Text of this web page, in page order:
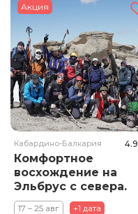
Акция
Кабардино-Балкария 4.9
Комфортное
восхождение на
Эльбрус с севера.
Тариф Премиум
17 – 25 авг +1 дата